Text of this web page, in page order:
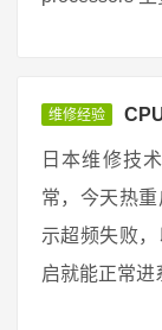
维修经验
日本维修技
常，今天热
示超频失败
启就能正常进